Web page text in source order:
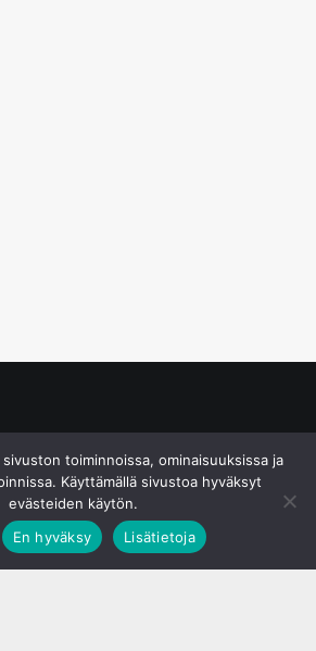
toiminnoissa, ominaisuuksissa ja
Käyttämällä sivustoa hyväksyt
evästeiden käytön.
En hyväksy Lisätietoja